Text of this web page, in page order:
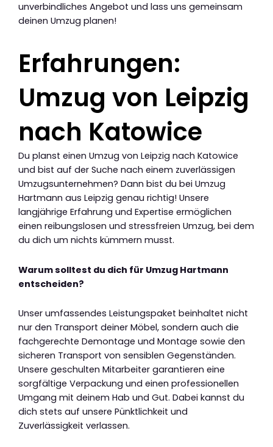
unverbindliches Angebot und lass uns gemeinsam
deinen Umzug planen!
Erfahrungen:
Umzug von Leipzig
nach Katowice
Du planst einen Umzug von Leipzig nach Katowice
und bist auf der Suche nach einem zuverlässigen
Umzugsunternehmen? Dann bist du bei Umzug
Hartmann aus Leipzig genau richtig! Unsere
langjährige Erfahrung und Expertise ermöglichen
einen reibungslosen und stressfreien Umzug, bei dem
du dich um nichts kümmern musst.
Warum solltest du dich für Umzug Hartmann
entscheiden?
Unser umfassendes Leistungspaket beinhaltet nicht
nur den Transport deiner Möbel, sondern auch die
fachgerechte Demontage und Montage sowie den
sicheren Transport von sensiblen Gegenständen.
Unsere geschulten Mitarbeiter garantieren eine
sorgfältige Verpackung und einen professionellen
Umgang mit deinem Hab und Gut. Dabei kannst du
dich stets auf unsere Pünktlichkeit und
Zuverlässigkeit verlassen.